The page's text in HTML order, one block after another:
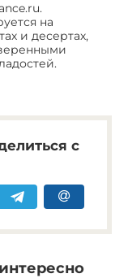
на
и десертах,
с